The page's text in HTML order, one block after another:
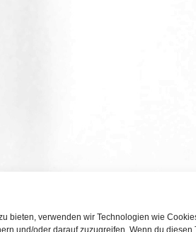
bieten, verwenden wir Technologien wie
und/oder darauf zuzugreifen. Wenn du diesen